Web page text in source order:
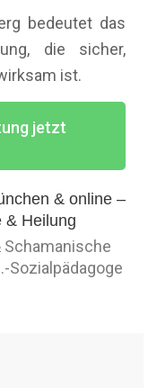
bedeutet das
die sicher,
ist.
jetzt
Schamanische
Sozialpädagoge